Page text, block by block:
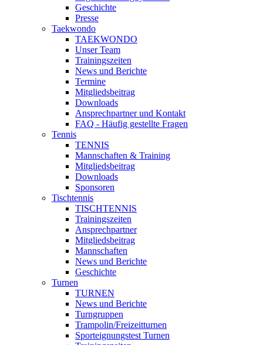
Geschichte
Presse
Taekwondo
TAEKWONDO
Unser Team
Trainingszeiten
News und Berichte
Termine
Mitgliedsbeitrag
Downloads
Ansprechpartner und Kontakt
FAQ - Häufig gestellte Fragen
Tennis
TENNIS
Mannschaften & Training
Mitgliedsbeitrag
Downloads
Sponsoren
Tischtennis
TISCHTENNIS
Trainingszeiten
Ansprechpartner
Mitgliedsbeitrag
Mannschaften
News und Berichte
Geschichte
Turnen
TURNEN
News und Berichte
Turngruppen
Trampolin/Freizeitturnen
Sporteignungstest Turnen